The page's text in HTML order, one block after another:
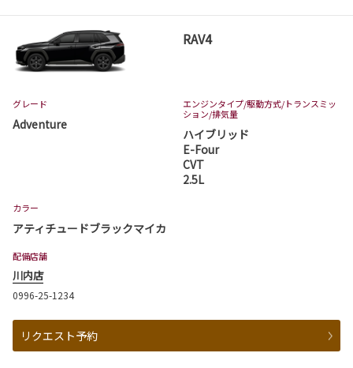
RAV4
グレード
Adventure
エンジンタイプ/駆動方式/トランスミッ
ション/排気量
ハイブリッド
E-Four
CVT
2.5L
カラー
アティチュードブラックマイカ
配備店舗
川内店
0996-25-1234
リクエスト予約